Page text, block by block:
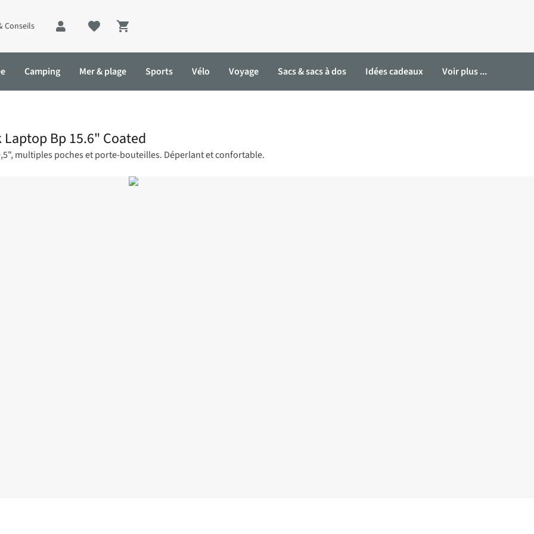
Conseils
Shopping cart
Camping Mer & plage Sports Vélo Voyage Sacs & sacs à dos Idées cadeaux Voir plus ...
Laptop Bp 15.6" Coated
multiples poches et porte-bouteilles. Déperlant et confortable.